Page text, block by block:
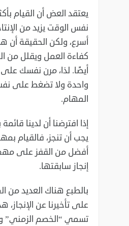
يعتقد العض أن القيام
نفس الوقت يزيد من
أسرع، ولكن الحقيقة أن
كفاءة العمل ويقلل من
أيضًا. لذا، مرن نفسك
واحدة ولا تضغط على
المهام‎.‎
إذا افترضنا أن لدينا
يجب أن تنجز، فالقيام
أفضل من القفز على
إنجاز سابقتها‎.‎
بالطبع هناك العديد من
على تأخيرنا عن
تسمي “الخصم الزمني”